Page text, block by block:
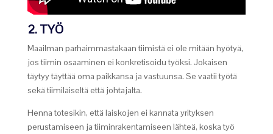
2. TYÖ
Maailman parhaimmastakaan tiimistä ei ole mitään hyötyä,
jos tiimin osaaminen ei konkretisoidu työksi. Jokaisen
täytyy täyttää oma paikkansa ja vastuunsa. Se vaatii työtä
sekä tiimiläiseltä että johtajalta.
Henna totesikin, että laiskojen ei kannata yrityksen
perustamiseen ja tiiminrakentamiseen lähteä, koska työ